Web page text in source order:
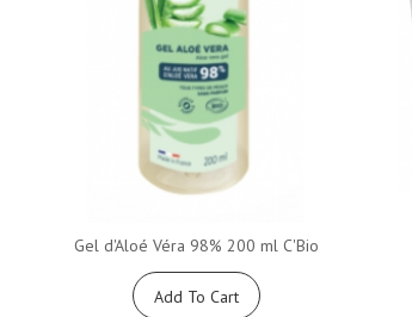
Gel d'Aloé Véra 98% 200 ml C'Bio
Add To Cart